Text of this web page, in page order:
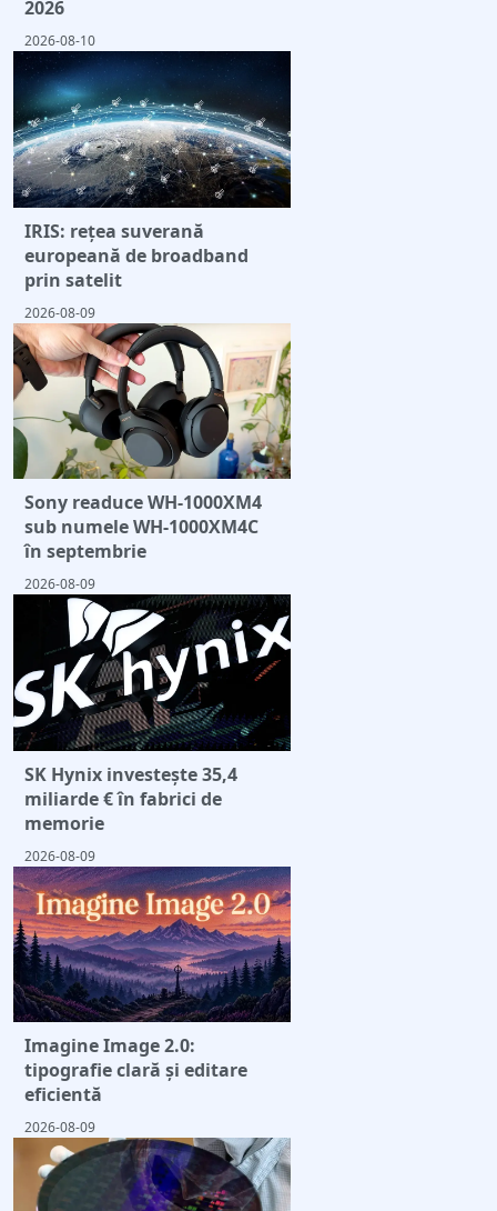
2026
2026-08-10
IRIS: rețea suverană
europeană de broadband
prin satelit
2026-08-09
Sony readuce WH-1000XM4
sub numele WH-1000XM4C
în septembrie
2026-08-09
SK Hynix investește 35,4
miliarde € în fabrici de
memorie
2026-08-09
Imagine Image 2.0:
tipografie clară și editare
eficientă
2026-08-09